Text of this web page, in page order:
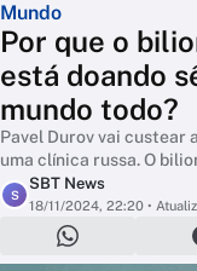
Mundo
Por que o
está doando
mundo todo?
Pavel Durov vai custear
uma clínica russa. O
S
SBT News
18/11/2024, 22:20 •